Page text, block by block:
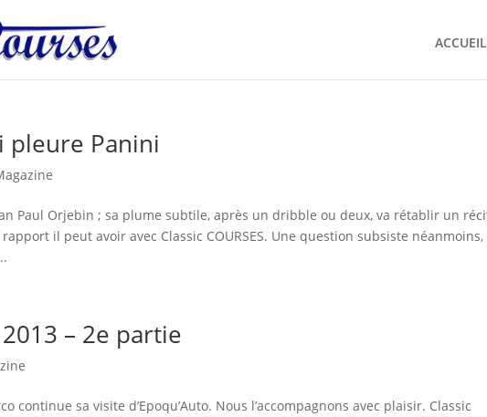
ACCUEIL
pleure Panini
Paul Orjebin ; sa plume subtile, après un dribble ou deux, va rétablir un
il peut avoir avec Classic COURSES. Une question subsiste néanmoins,
– 2e partie
continue sa visite d’Epoqu’Auto. Nous l’accompagnons avec plaisir. Classic